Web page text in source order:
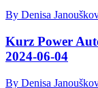
By Denisa
Kurz Power
2024-06-04
By Denisa